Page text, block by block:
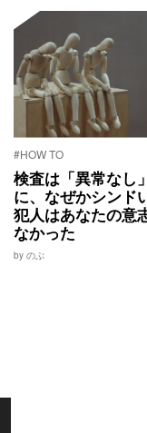
#HOW TO
検査は「異常なし
に、なぜかシンド
犯人はあなたの意
なかった
by のぶ